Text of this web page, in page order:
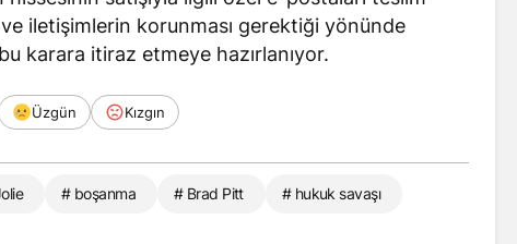
iletişimlerin korunması gerektiği yönünde
karara itiraz etmeye hazırlanıyor.
Üzgün Kızgın
# boşanma # Brad Pitt # hukuk savaşı